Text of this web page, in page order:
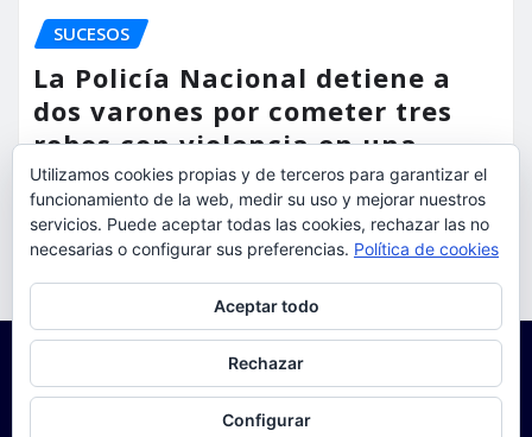
SUCESOS
La Policía Nacional detiene a
dos varones por cometer tres
robos con violencia en una
misma mañana
torrent al dia Ago 7, 2026
Utilizamos cookies propias y de terceros para garantizar el
funcionamiento de la web, medir su uso y mejorar nuestros
servicios. Puede aceptar todas las cookies, rechazar las no
necesarias o configurar sus preferencias. Política de cookies
Aceptar todo
Rechazar
Configurar
Para obtener más información, incluido cómo gestionar las cookies,